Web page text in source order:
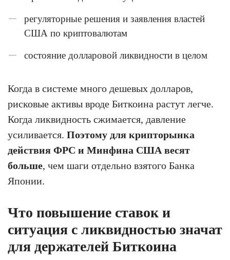
регуляторные решения и заявления властей
США по криптовалютам
состояние долларовой ликвидности в целом
Когда в системе много дешевых долларов,
рисковые активы вроде Биткоина растут легче.
Когда ликвидность сжимается, давление
усиливается. Поэтому для крипторынка
действия ФРС и Минфина США весят
больше, чем шаги отдельно взятого Банка
Японии.
Что повышение ставок и
ситуация с ликвидностью значат
для держателей Биткоина